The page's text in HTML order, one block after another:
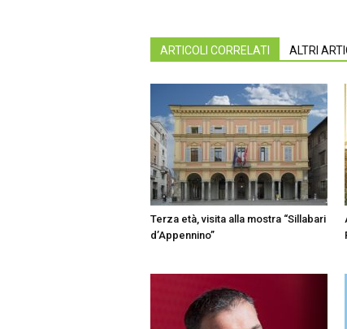
ARTICOLI CORRELATI ALTRI
Terza età, visita alla mostra “Sillabari
d’Appennino”